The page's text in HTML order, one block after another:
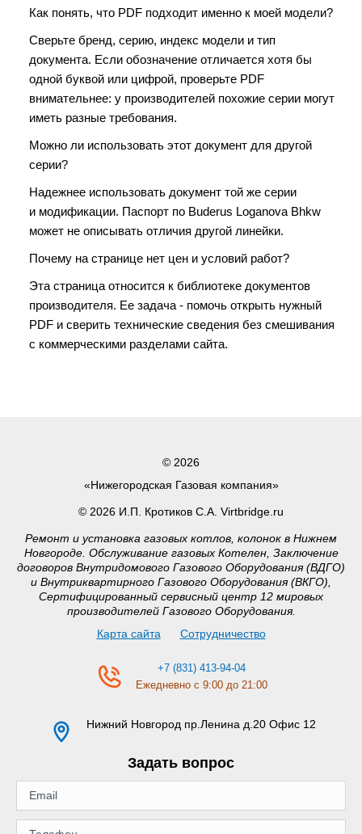
Как понять, что PDF подходит именно к моей модели?
Сверьте бренд, серию, индекс модели и тип
документа. Если обозначение отличается хотя бы
одной буквой или цифрой, проверьте PDF
внимательнее: у производителей похожие серии могут
иметь разные требования.
Можно ли использовать этот документ для другой
серии?
Надежнее использовать документ той же серии
и модификации. Паспорт по Buderus Loganova Bhkw
может не описывать отличия другой линейки.
Почему на странице нет цен и условий работ?
Эта страница относится к библиотеке документов
производителя. Ее задача - помочь открыть нужный
PDF и сверить технические сведения без смешивания
с коммерческими разделами сайта.
© 2026
«Нижегородская Газовая компания»
© 2026 И.П. Кротиков С.А. Virtbridge.ru
Ремонт и установка газовых котлов, колонок в Нижнем
Новгороде. Обслуживание газовых Котелен, Заключение
договоров Внутридомового Газового Оборудования (ВДГО)
и Внутриквартирного Газового Оборудования (ВКГО),
Сертифицированный сервисный центр 12 мировых
производителей Газового Оборудования.
Карта сайта
Сотрудничество
+7 (831) 413-94-04
Ежедневно с 9:00 до 21:00
Нижний Новгород пр.Ленина д.20 Офис 12
Задать вопрос